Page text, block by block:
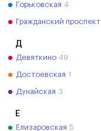
Горьковская 4
Гражданский проспект
Д
Девяткино 49
Достоевская 1
Дунайская 3
Е
Елизаровская 5